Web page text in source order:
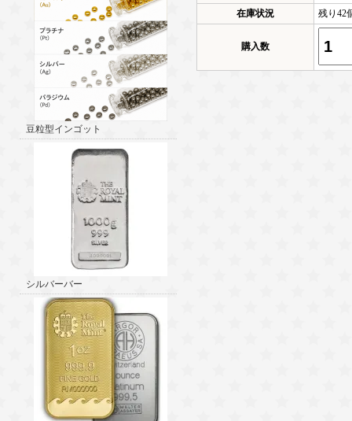
豆粒型インゴット
シルバーバー
在庫状況
残り42
購入数